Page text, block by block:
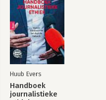
Huub Evers
Handboek
journalistieke